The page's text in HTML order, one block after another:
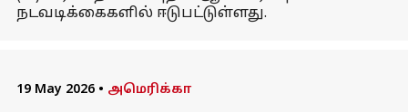
நடவடிக்கைகளில் ஈடுபட்டுள்ளது.
19 May 2026 • அமெரிக்கா